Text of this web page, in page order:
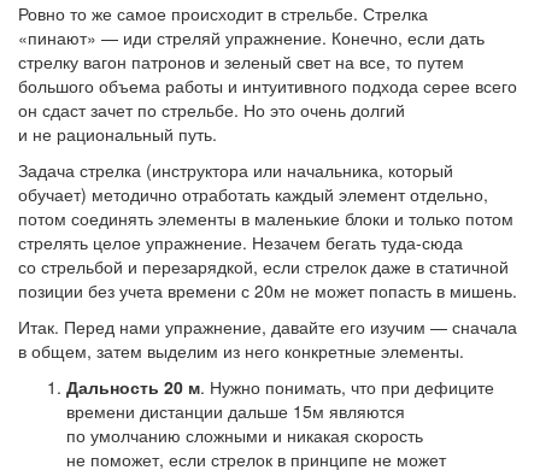
Ровно то же самое происходит в стрельбе. Стрелка
«пинают» — иди стреляй упражнение. Конечно, если дать
стрелку вагон патронов и зеленый свет на все, то путем
большого объема работы и интуитивного подхода серее всего
он сдаст зачет по стрельбе. Но это очень долгий
и не рациональный путь.
Задача стрелка (инструктора или начальника, который
обучает) методично отработать каждый элемент отдельно,
потом соединять элементы в маленькие блоки и только потом
стрелять целое упражнение. Незачем бегать туда-сюда
со стрельбой и перезарядкой, если стрелок даже в статичной
позиции без учета времени с 20м не может попасть в мишень.
Итак. Перед нами упражнение, давайте его изучим — сначала
в общем, затем выделим из него конкретные элементы.
Дальность 20 м. Нужно понимать, что при дефиците
времени дистанции дальше 15м являются
по умолчанию сложными и никакая скорость
не поможет, если стрелок в принципе не может